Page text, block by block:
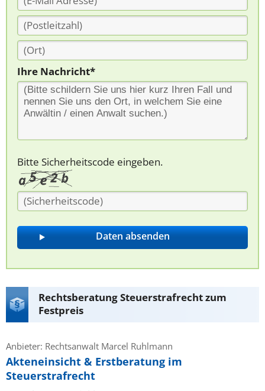
Ihre Nachricht*
Bitte Sicherheitscode eingeben.
Rechtsberatung Steuerstrafrecht zum
Festpreis
Anbieter: Rechtsanwalt Marcel Ruhlmann
Akteneinsicht & Erstberatung im
Steuerstrafrecht